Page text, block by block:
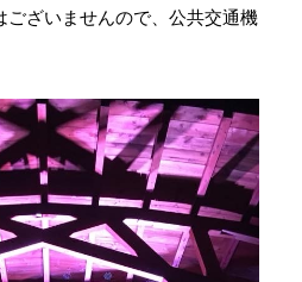
ございませんので、公共交通機